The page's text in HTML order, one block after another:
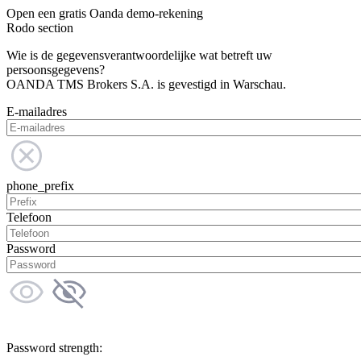
Open een gratis Oanda demo-rekening
Rodo section
Wie is de gegevensverantwoordelijke wat betreft uw
persoonsgegevens?
OANDA TMS Brokers S.A. is gevestigd in Warschau.
E-mailadres
phone_prefix
Telefoon
Password
Password strength: